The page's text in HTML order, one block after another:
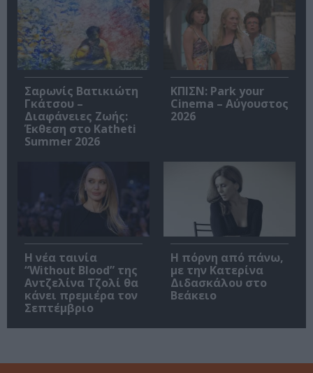
Σαρωνίς Βατικιώτη
Γκάτσου –
Διαφάνειες Ζωής:
Έκθεση στο Katheti
Summer 2026
ΚΠΙΣΝ: Park your
Cinema – Αύγουστος
2026
Η νέα ταινία
“Without Blood” της
Αντζελίνα Τζολί θα
κάνει πρεμιέρα τον
Σεπτέμβριο
Η πόρνη από πάνω,
με την Κατερίνα
Διδασκάλου στο
Βεάκειο